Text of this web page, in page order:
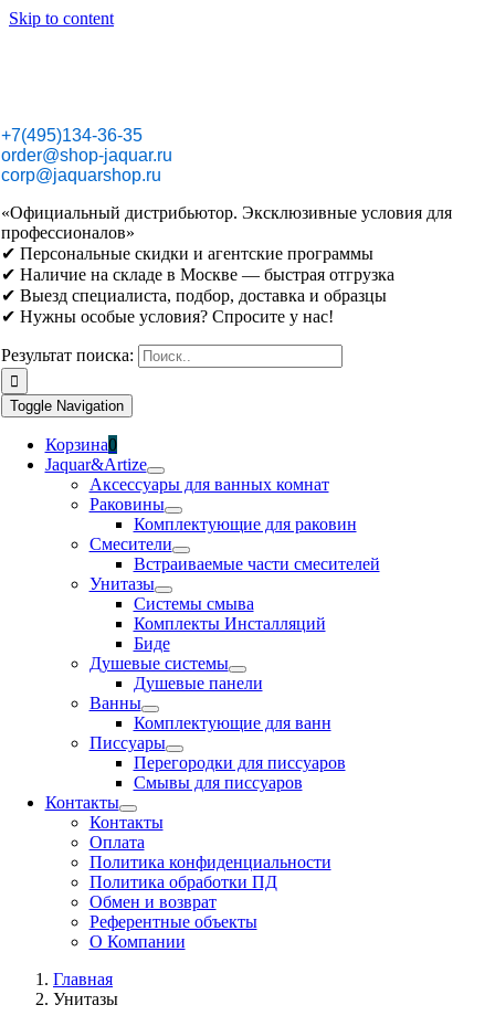
Skip to content
+7(495)134-36-35
order@shop-jaquar.ru
corp@jaquarshop.ru
«Официальный дистрибьютор. Эксклюзивные условия для
профессионалов»
✔ Персональные скидки и агентские программы
✔ Наличие на складе в Москве — быстрая отгрузка
✔ Выезд специалиста, подбор, доставка и образцы
✔ Нужны особые условия? Спросите у нас!
Результат поиска:
Toggle Navigation
Корзина0
Jaquar&Artize
Аксессуары для ванных комнат
Раковины
Комплектующие для раковин
Смесители
Встраиваемые части смесителей
Унитазы
Системы смыва
Комплекты Инсталляций
Биде
Душевые системы
Душевые панели
Ванны
Комплектующие для ванн
Писсуары
Перегородки для писсуаров
Смывы для писсуаров
Контакты
Контакты
Оплата
Политика конфиденциальности
Политика обработки ПД
Обмен и возврат
Референтные объекты
О Компании
Главная
Унитазы